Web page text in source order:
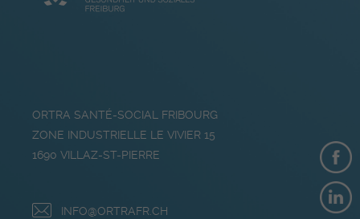
ORTRA SANTÉ-SOCIAL FRIBOURG
ZONE INDUSTRIELLE LE VIVIER 15
1690 VILLAZ-ST-PIERRE
INFO@ORTRAFR.CH